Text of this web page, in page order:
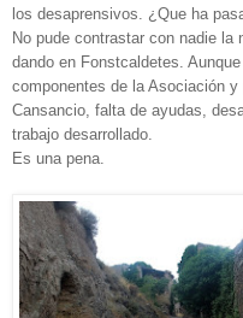
los desaprensivos. ¿Que ha
No pude contrastar con nadie
dando en Fonstcaldetes.
componentes de la Asociación
Cansancio, falta de ayudas,
trabajo desarrollado.
Es una pena.